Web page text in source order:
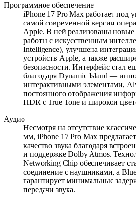
Программное обеспечение
iPhone 17 Pro Max работает под
самой современной версии
Apple. В ней реализованы новые
работы с искусственным
Intelligence), улучшена
устройств Apple, а также
безопасности. Интерфейс стал
благодаря Dynamic Island —
интерактивными элементами,
постоянного отображения
HDR с True Tone и широкой
Аудио
Несмотря на отсутствие
мм, iPhone 17 Pro Max
качество звука благодаря
и поддержке Dolby Atmos.
Networking Chip обеспечивает
соединение с наушниками, а
гарантирует минимальные
передачи звука.